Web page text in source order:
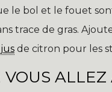
le bol et le fouet
trace de gras.
jus de citron pour les
VOUS ALLEZ